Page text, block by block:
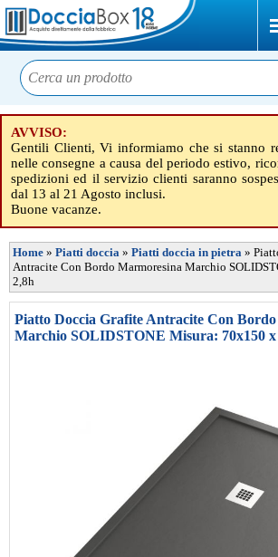
AVVISO:
Gentili Clienti, Vi informiamo che si stanno
nelle consegne a causa del periodo estivo,
spedizioni ed il servizio clienti saranno
dal 13 al 21 Agosto inclusi.
Buone vacanze.
Home » Piatti doccia » Piatti doccia in pietra »
Antracite Con Bordo Marmoresina Marchio
2,8h
Piatto Doccia Grafite Antracite Con
Marchio SOLIDSTONE Misura: 70x150 x